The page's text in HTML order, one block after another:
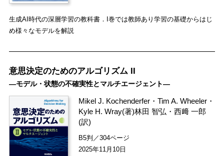
生成AI時代の深層学習の教科書．I巻では教師あり学習の基礎からはじ
め様々なモデルを解説
意思決定のためのアルゴリズム II
―モデル・状態の不確実性とマルチエージェント―
Mikel J. Kochenderfer ・Tim A. Wheeler ・
Kyle H. Wray(著)林田 智弘 ・西﨑 一郎
(訳)
B5判／304ページ
2025年11月10日